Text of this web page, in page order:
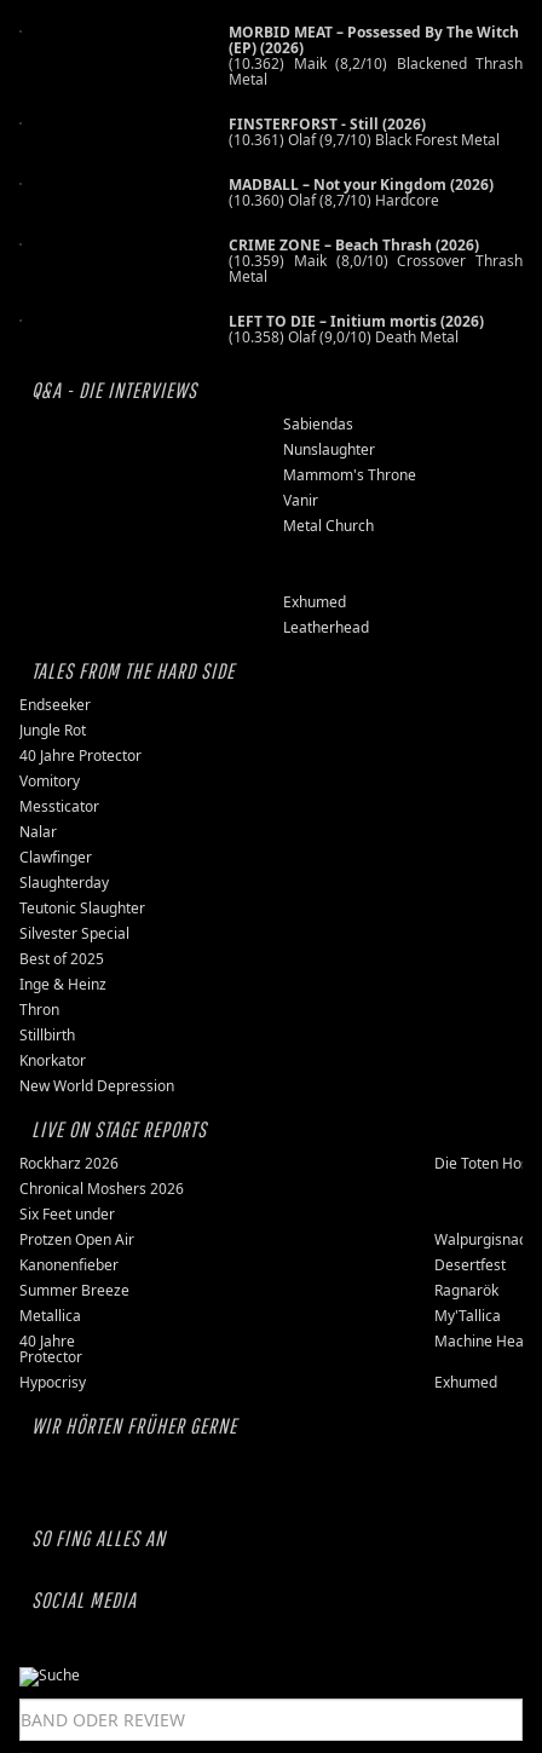
MORBID MEAT – Possessed By The Witch
(EP) (2026)
(10.362) Maik (8,2/10) Blackened Thrash
Metal
FINSTERFORST - Still (2026)
(10.361) Olaf (9,7/10) Black Forest Metal
MADBALL – Not your Kingdom (2026)
(10.360) Olaf (8,7/10) Hardcore
CRIME ZONE – Beach Thrash (2026)
(10.359) Maik (8,0/10) Crossover Thrash
Metal
LEFT TO DIE – Initium mortis (2026)
(10.358) Olaf (9,0/10) Death Metal
Q&A - DIE INTERVIEWS
Sabiendas
Nunslaughter
Mammom's Throne
Vanir
Metal Church
Exhumed
Leatherhead
TALES FROM THE HARD SIDE
Endseeker
Jungle Rot
40 Jahre Protector
Vomitory
Messticator
Nalar
Clawfinger
Slaughterday
Teutonic Slaughter
Silvester Special
Best of 2025
Inge & Heinz
Thron
Stillbirth
Knorkator
New World Depression
LIVE ON STAGE REPORTS
Rockharz 2026
Die Toten
Chronical Moshers 2026
Six Feet under
Protzen Open Air
Walpurgisnacht
Kanonenfieber
Desertfest
Summer Breeze
Ragnarök
Metallica
My'Tallica
40 Jahre
Protector
Machine Head
Hypocrisy
Exhumed
WIR HÖRTEN FRÜHER GERNE
SO FING ALLES AN
SOCIAL MEDIA